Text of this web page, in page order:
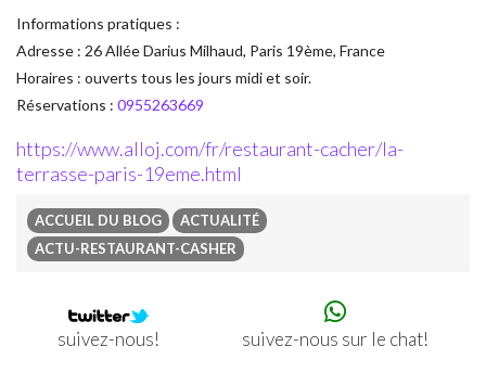
Informations pratiques :
Adresse : 26 Allée Darius Milhaud, Paris 19ème, France
Horaires : ouverts tous les jours midi et soir.
Réservations : 0955263669
https://www.alloj.com/fr/restaurant-cacher/la-
terrasse-paris-19eme.html
ACCUEIL DU BLOG
ACTUALITÉ
ACTU-RESTAURANT-CASHER
suivez-nous! suivez-nous sur le chat!